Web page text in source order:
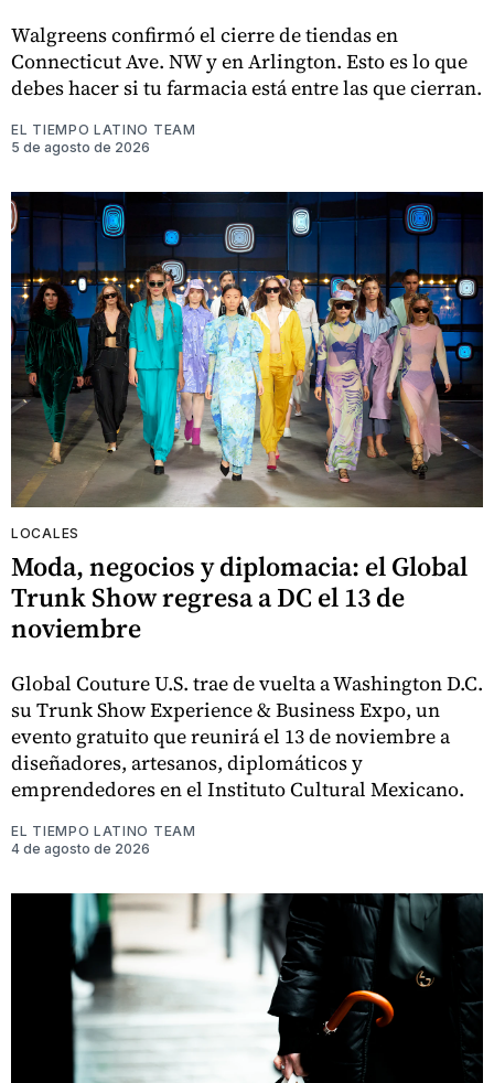
Walgreens confirmó el cierre de tiendas en
Connecticut Ave. NW y en Arlington. Esto es lo que
debes hacer si tu farmacia está entre las que cierran.
EL TIEMPO LATINO TEAM
5 de agosto de 2026
LOCALES
Moda, negocios y diplomacia: el Global
Trunk Show regresa a DC el 13 de
noviembre
Global Couture U.S. trae de vuelta a Washington D.C.
su Trunk Show Experience & Business Expo, un
evento gratuito que reunirá el 13 de noviembre a
diseñadores, artesanos, diplomáticos y
emprendedores en el Instituto Cultural Mexicano.
EL TIEMPO LATINO TEAM
4 de agosto de 2026